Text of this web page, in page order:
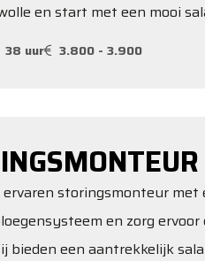
en start met een mooi
38 uur 3.800 - 3.900
ervaren storingsmonteur
en zorg
bieden een aantrekkelijk